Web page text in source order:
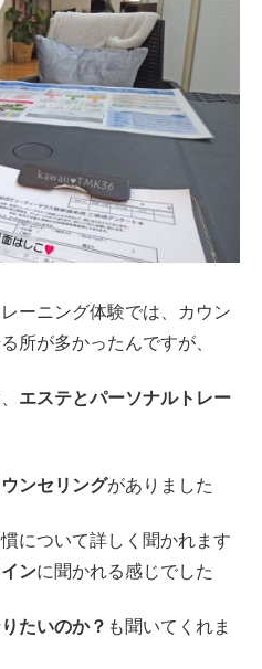
ーニング体験では、カウン
所が多かったんですが、
エステとパーソナルトレー
ンセリングがありました
について詳しく聞かれます
ンに聞かれる感じでした
たいのか？ も聞いてくれま